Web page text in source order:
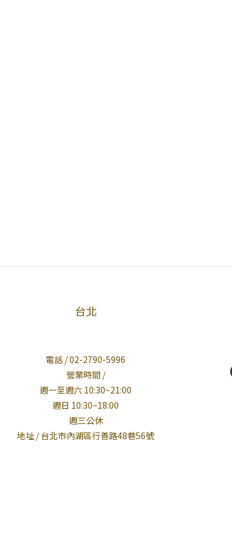
台北
電話 / 02-2790-5996
營業時間 /
週一至週六 10:30~21:00
週日 10:30~18:00
週三公休
地址 / 台北市內湖區行善路48巷56號